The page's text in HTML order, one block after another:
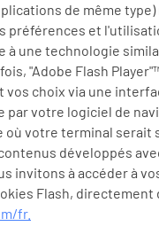
de même
préférences et
à une technologie
"Adobe Flash
vos choix via une
par votre logiciel de
où votre terminal serait
développés
invitons à accéder à
Flash, directement
fr.